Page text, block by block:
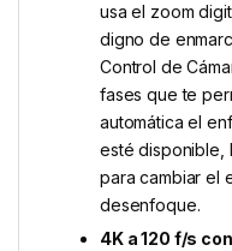
usa el zoom
digno de
Control de
fases que te
automática el
esté disponible,
para cambiar el
desenfoque.
4K a 120 f/s